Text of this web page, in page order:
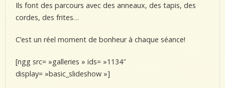
Ils font des parcours avec des anneaux, des tapis, des
cordes, des frites…
C’est un réel moment de bonheur à chaque séance!
[ngg src= »galleries » ids= »1134″
display= »basic_slideshow »]